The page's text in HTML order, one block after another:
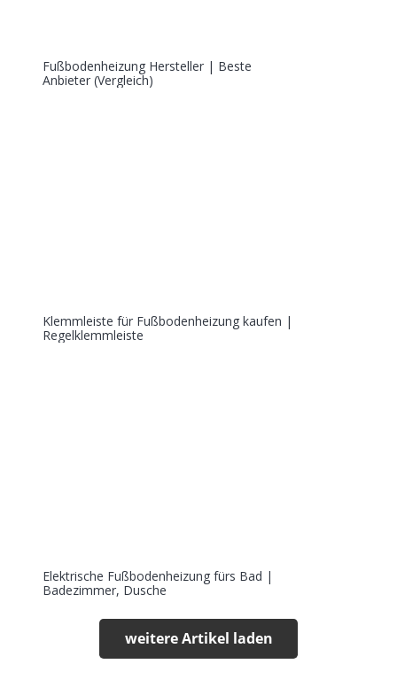
Fußbodenheizung Hersteller | Beste
Anbieter (Vergleich)
Klemmleiste für Fußbodenheizung kaufen |
Regelklemmleiste
Elektrische Fußbodenheizung fürs Bad |
Badezimmer, Dusche
weitere Artikel laden